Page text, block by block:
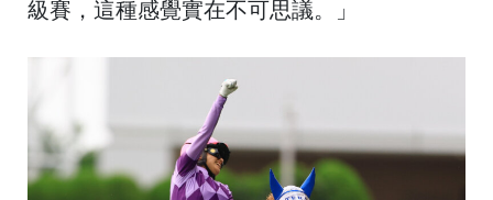
級賽，這種感覺實在不可思議。」